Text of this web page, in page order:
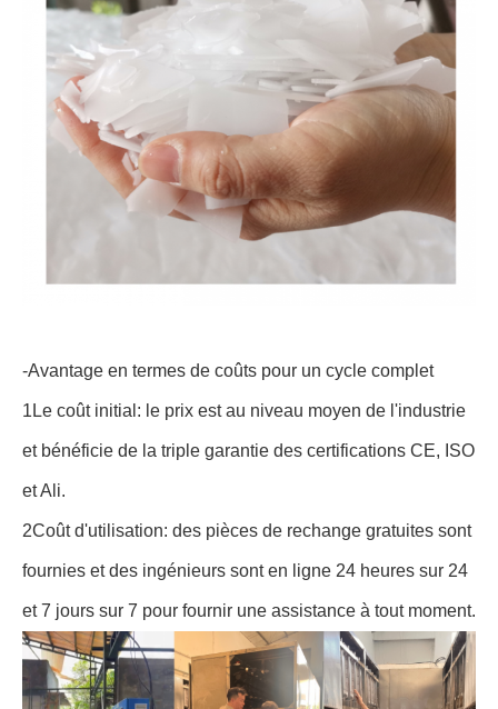
-Avantage en termes de coûts pour un cycle complet
1Le coût initial: le prix est au niveau moyen de l'industrie
et bénéficie de la triple garantie des certifications CE, ISO
et Ali.
2Coût d'utilisation: des pièces de rechange gratuites sont
fournies et des ingénieurs sont en ligne 24 heures sur 24
et 7 jours sur 7 pour fournir une assistance à tout moment.